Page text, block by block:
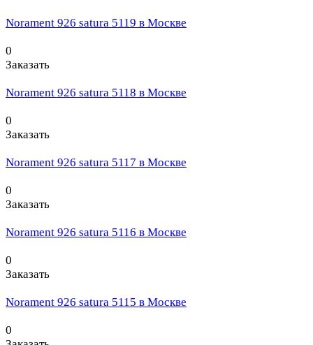
Norament 926 satura 5119 в Москве
0
Заказать
Norament 926 satura 5118 в Москве
0
Заказать
Norament 926 satura 5117 в Москве
0
Заказать
Norament 926 satura 5116 в Москве
0
Заказать
Norament 926 satura 5115 в Москве
0